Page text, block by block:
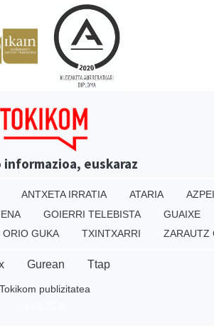
informazioa, euskaraz
ANTXETA IRRATIA ATARIA
GOIERRI TELEBISTA GUAIXE
ORIO GUKA TXINTXARRI ZARAUTZ
Gurean Ttap
Tokikom publizitatea